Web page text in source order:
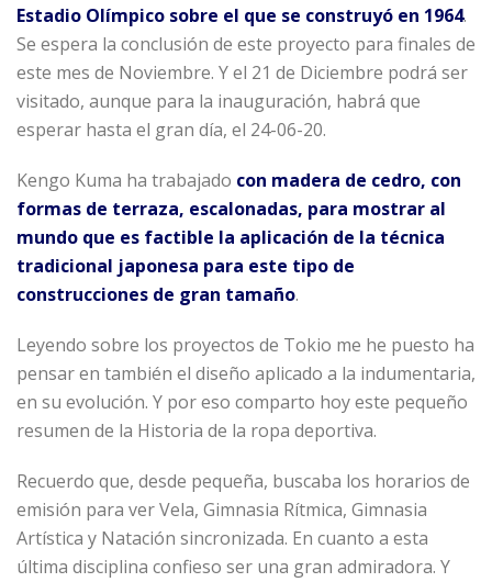
Estadio Olímpico sobre el que se construyó en 1964.
Se espera la conclusión de este proyecto para finales de
este mes de Noviembre. Y el 21 de Diciembre podrá ser
visitado, aunque para la inauguración, habrá que
esperar hasta el gran día, el 24-06-20.
Kengo Kuma ha trabajado con madera de cedro, con
formas de terraza, escalonadas, para mostrar al
mundo que es factible la aplicación de la técnica
tradicional japonesa para este tipo de
construcciones de gran tamaño.
Leyendo sobre los proyectos de Tokio me he puesto ha
pensar en también el diseño aplicado a la indumentaria,
en su evolución. Y por eso comparto hoy este pequeño
resumen de la Historia de la ropa deportiva.
Recuerdo que, desde pequeña, buscaba los horarios de
emisión para ver Vela, Gimnasia Rítmica, Gimnasia
Artística y Natación sincronizada. En cuanto a esta
última disciplina confieso ser una gran admiradora. Y